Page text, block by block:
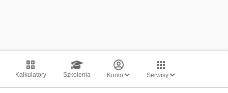
Kalkulatory Szkolenia Konto Serwisy